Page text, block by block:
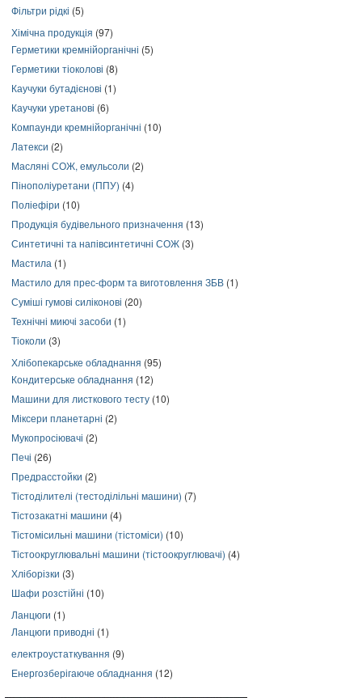
Фільтри рідкі (5)
Хімічна продукція (97)
Герметики кремнійорганічні (5)
Герметики тіоколові (8)
Каучуки бутадієнові (1)
Каучуки уретанові (6)
Компаунди кремнійорганічні (10)
Латекси (2)
Масляні СОЖ, емульсоли (2)
Пінополіуретани (ППУ) (4)
Поліефіри (10)
Продукція будівельного призначення (13)
Синтетичні та напівсинтетичні СОЖ (3)
Мастила (1)
Мастило для прес-форм та виготовлення ЗБВ (1)
Суміші гумові силіконові (20)
Технічні миючі засоби (1)
Тіоколи (3)
Хлібопекарське обладнання (95)
Кондитерське обладнання (12)
Машини для листкового тесту (10)
Міксери планетарні (2)
Мукопросіювачі (2)
Печі (26)
Предрасстойки (2)
Тістоділителі (тестоділільні машини) (7)
Тістозакатні машини (4)
Тістомісильні машини (тістоміси) (10)
Тістоокруглювальні машини (тістоокруглювачі) (4)
Хліборізки (3)
Шафи розстійні (10)
Ланцюги (1)
Ланцюги приводні (1)
електроустаткування (9)
Енергозберігаюче обладнання (12)